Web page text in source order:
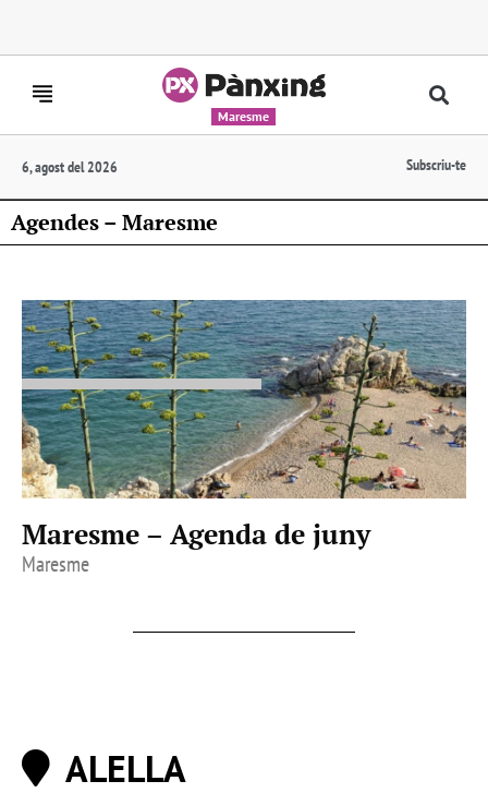
Maresme
6, agost del 2026 Subscriu-te
Agendes – Maresme
Maresme – Agenda de juny
Maresme
ALELLA